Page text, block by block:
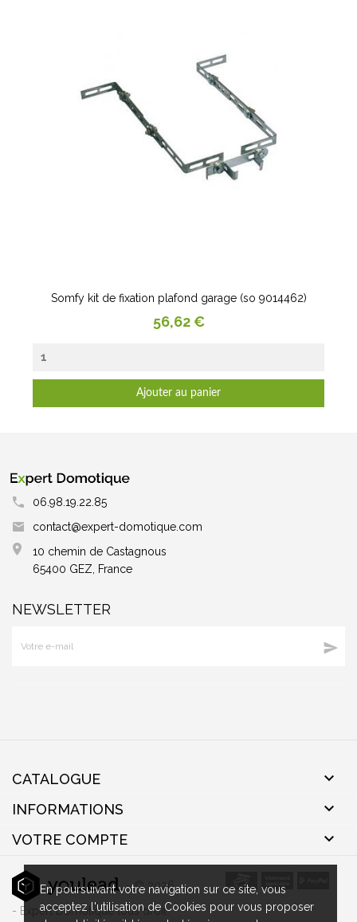
En poursuivant votre navigation sur ce site, vous
acceptez l'utilisation de Cookies pour vous proposer
Somfy kit de fixation plafond garage (so 9014462)
Prix
56,62 €
Ajouter au panier
06.98.19.22.85
contact@expert-domotique.com
10 chemin de Castagnous
65400 GEZ, France
NEWSLETTER

CATALOGUE 
INFORMATIONS 
VOTRE COMPTE 
- © 2026
- Expert Domotique tous droit